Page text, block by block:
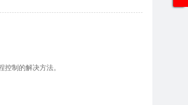
控制的解决方法。